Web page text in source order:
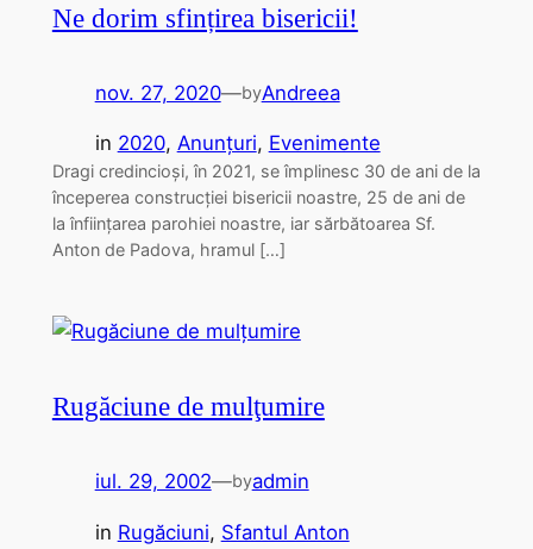
Ne dorim sfințirea bisericii!
nov. 27, 2020—byAndreea
in 2020, Anunțuri, Evenimente
Dragi credincioși, în 2021, se împlinesc 30 de ani de la
începerea construcției bisericii noastre, 25 de ani de
la înființarea parohiei noastre, iar sărbătoarea Sf.
Anton de Padova, hramul […]
Rugăciune de mulţumire
iul. 29, 2002—byadmin
in Rugăciuni, Sfantul Anton